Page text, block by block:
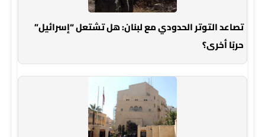
تصاعد التوتر الحدودي مع لبنان: هل تشتعل “إسرائيل”
حربًا أخرى؟